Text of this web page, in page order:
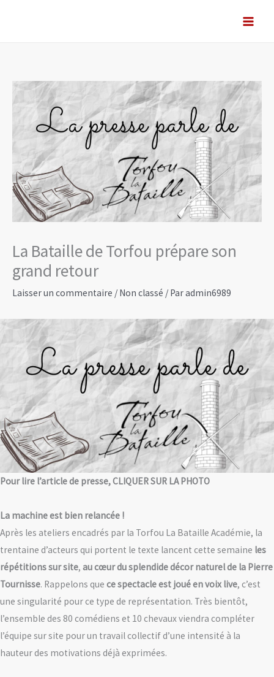
La Bataille de Torfou prépare son
grand retour
Laisser un commentaire / Non classé / Paradmin6989
Pour lire l’article de presse, CLIQUER SUR LA PHOTO
La machine est bien relancée !
Après les ateliers encadrés par la Torfou La Bataille Académie, la
trentaine d’acteurs qui portent le texte lancent cette semaine les
répétitions sur site, au cœur du splendide décor naturel de la Pierre
Tournisse. Rappelons que ce spectacle est joué en voix live, c’est
une singularité pour ce type de représentation. Très bientôt,
l’ensemble des 80 comédiens et 10 chevaux viendra compléter
l’équipe sur site pour un travail collectif d’une intensité à la
hauteur des motivations déjà exprimées.